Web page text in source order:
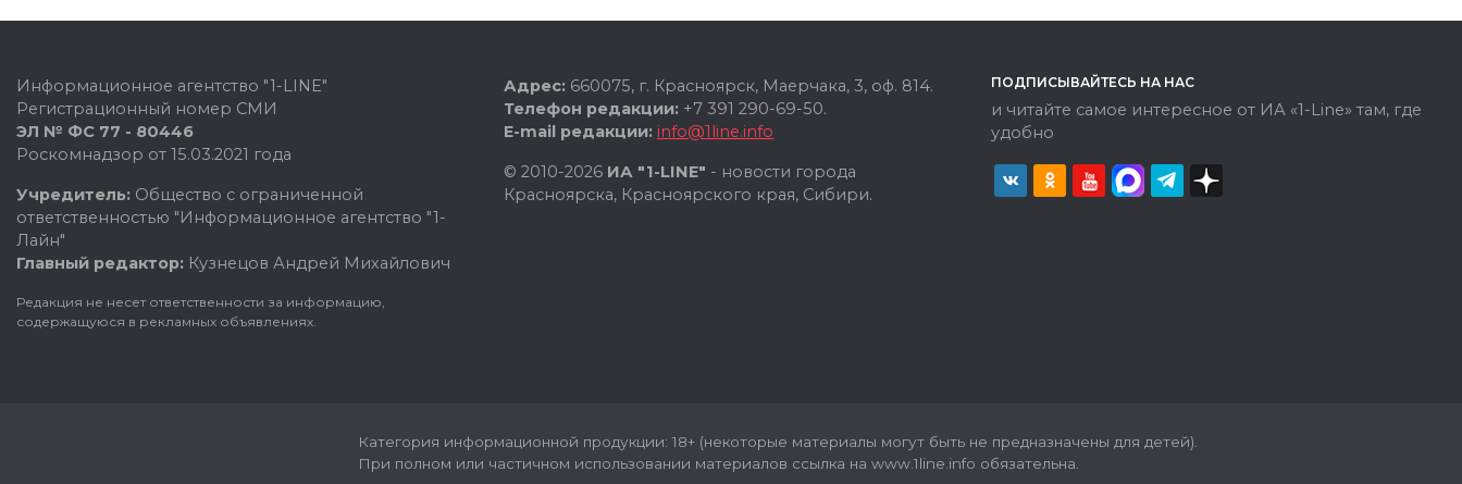
Информационное агентство "1-LINE"
Регистрационный номер СМИ
ЭЛ № ФС 77 - 80446
Роскомнадзор от 15.03.2021 года
Учредитель: Общество с ограниченной
ответственностью "Информационное агентство "1-
Лайн"
Главный редактор: Кузнецов Андрей Михайлович
Редакция не несет ответственности за информацию,
содержащуюся в рекламных объявлениях.
Адрес: 660075, г. Красноярск, Маерчака, 3, оф. 814.
Телефон редакции: +7 391 290-69-50.
E-mail редакции: info@1line.info
© 2010-2026 ИА "1-LINE" - новости города
Красноярска, Красноярского края, Сибири.
ПОДПИСЫВАЙТЕСЬ НА НАС
и читайте самое интересное от ИА «1-Line» там, где
удобно
Категория информационной продукции: 18+ (некоторые материалы могут быть не предназначены для детей).
При полном или частичном использовании материалов ссылка на www.1line.info обязательна.